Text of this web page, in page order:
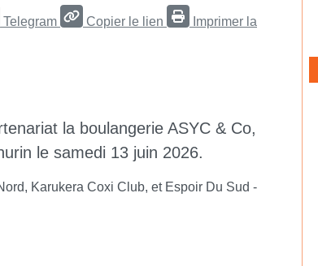
Telegram Copier le lien
Imprimer la
la boulangerie ASYC & Co,
le samedi 13 juin 2026.
Karukera Coxi Club, et Espoir Du Sud -